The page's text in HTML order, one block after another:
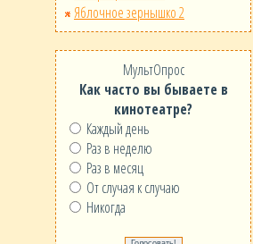
Яблочное зернышко 2
МультОпрос
Как часто вы бываете в
кинотеатре?
Каждый день
Раз в неделю
Раз в месяц
От случая к случаю
Никогда